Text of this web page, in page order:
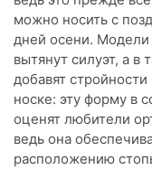
можно носить с
дней осени. Модели
вытянут силуэт, а
добавят
носке: эту форму в
оценят любители
ведь она
расположению